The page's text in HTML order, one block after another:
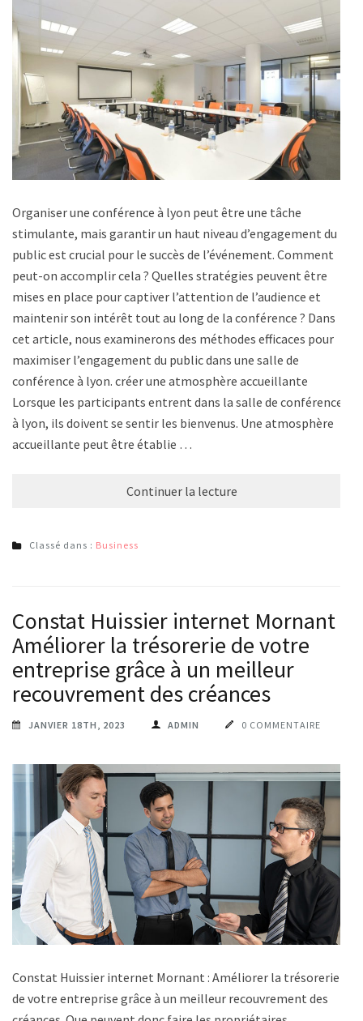
Organiser une conférence à lyon peut être une tâche
stimulante, mais garantir un haut niveau d’engagement du
public est crucial pour le succès de l’événement. Comment
peut-on accomplir cela ? Quelles stratégies peuvent être
mises en place pour captiver l’attention de l’audience et
maintenir son intérêt tout au long de la conférence ? Dans
cet article, nous examinerons des méthodes efficaces pour
maximiser l’engagement du public dans une salle de
conférence à lyon. créer une atmosphère accueillante
Lorsque les participants entrent dans la salle de conférence
à lyon, ils doivent se sentir les bienvenus. Une atmosphère
accueillante peut être établie …
Continuer la lecture
Classé dans : Business
Constat Huissier internet Mornant :
Améliorer la trésorerie de votre
entreprise grâce à un meilleur
recouvrement des créances
JANVIER 18TH, 2023 ADMIN 0 COMMENTAIRE
Constat Huissier internet Mornant : Améliorer la trésorerie
de votre entreprise grâce à un meilleur recouvrement des